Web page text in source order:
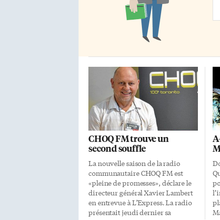
CHOQ FM trouve un
second souffle
La nouvelle saison de la radio
communautaire CHOQ FM est
«pleine de promesses», déclare le
directeur général Xavier Lambert
en entrevue à L’Express. La radio
présentait jeudi dernier sa